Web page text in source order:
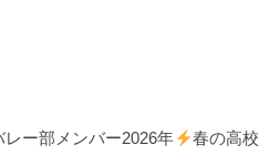
レー部メンバー2026年
春の高校